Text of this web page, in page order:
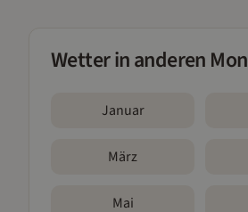
Wetter in anderen
Januar
März
Mai